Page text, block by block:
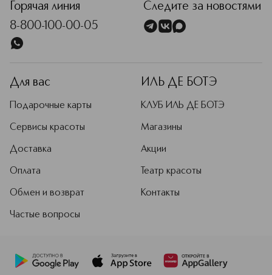
Горячая линия
8-800-100-00-05
Следите за новостями
Для вас
Подарочные карты
Сервисы красоты
Доставка
Оплата
Обмен и возврат
Частые вопросы
ИЛЬ ДЕ БОТЭ
КЛУБ ИЛЬ ДЕ БОТЭ
Магазины
Акции
Театр красоты
Контакты